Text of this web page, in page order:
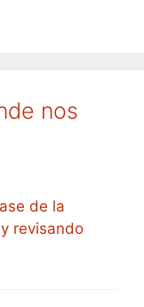
nos
de la
revisando